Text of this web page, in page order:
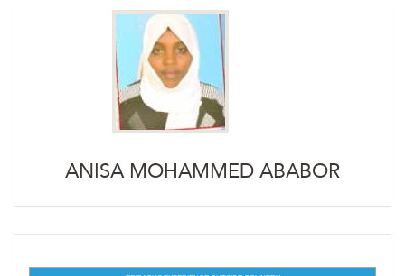
ANISA MOHAMMED ABABOR